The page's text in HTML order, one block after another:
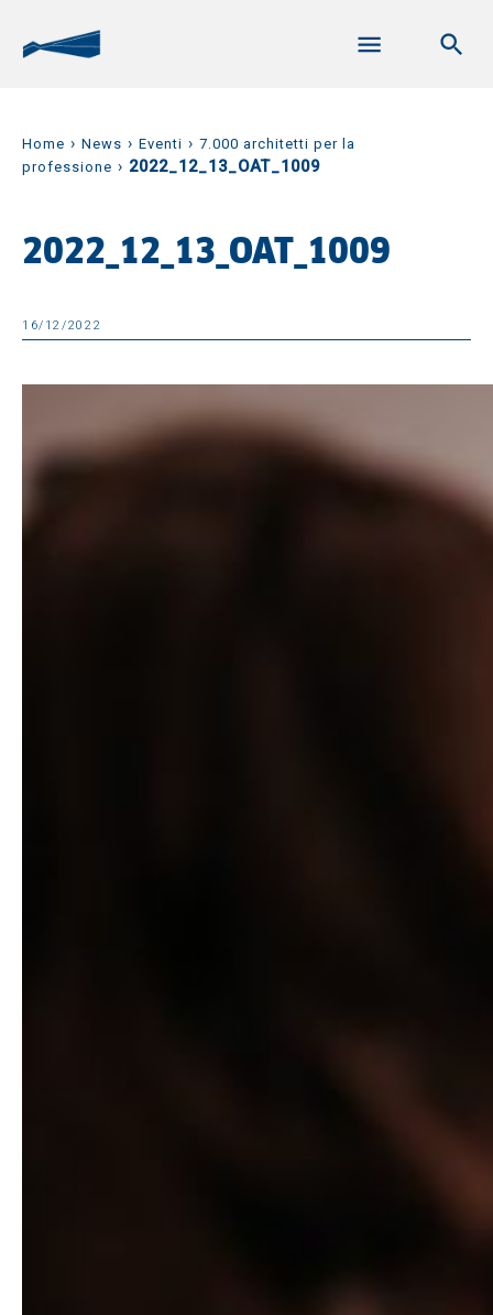
Home › News › Eventi › 7.000 architetti per la
professione › 2022_12_13_OAT_1009
2022_12_13_OAT_1009
16/12/2022